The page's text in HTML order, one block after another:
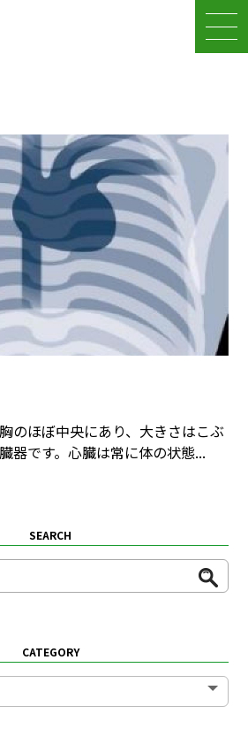
のほぼ中央にあり、大きさはこぶ
器です。心臓は常に体の状態...
SEARCH
CATEGORY